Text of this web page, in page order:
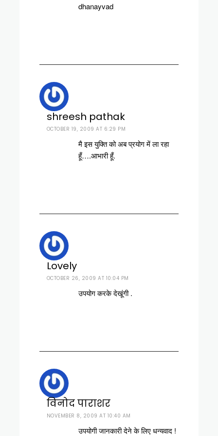
dhanayvad
shreesh pathak
OCTOBER 19, 2009 AT 6:29 PM
मै इस युक्ति को अब प्रयोग में ला रहा
हूँ….आभारी हूँ.
Lovely
OCTOBER 26, 2009 AT 10:04 PM
उपयोग करके देखूंगी .
विनोद पाराशर
NOVEMBER 8, 2009 AT 10:40 AM
उपयोगी जानकारी देने के लिए धन्यवाद !